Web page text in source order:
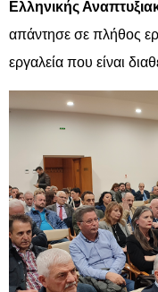
Ελληνικής
απάντησε σε πλήθος
εργαλεία που είναι